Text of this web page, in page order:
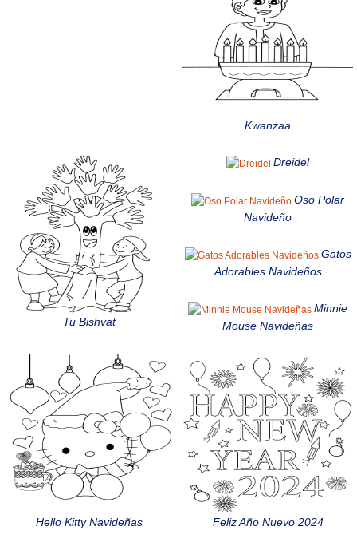
Kwanzaa
Tu Bishvat
Dreidel
Oso Polar
Navideño
Gatos
Adorables Navideños
Minnie
Mouse Navideñas
Hello Kitty Navideñas Feliz Año Nuevo 2024